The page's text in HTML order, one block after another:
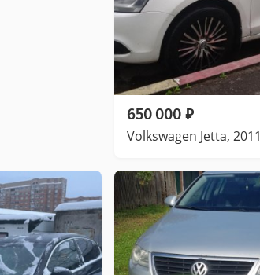
650 000 ₽
Volkswagen Jetta, 2011